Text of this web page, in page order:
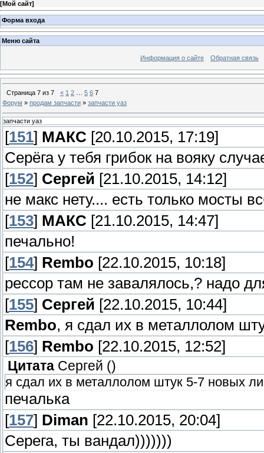
[Мой сайт]
Форма входа
Меню сайта
Информация о сайте Обратная связь
Страница 7 из 7 « 1 2 5 6 7
Форум » продам запчасти » запчасти уаз
запчасти уаз
[151] МАКС [20.10.2015, 17:19]
Серёга у тебя грибок на вояку
[152] Сергей [21.10.2015, 14:12]
не макс нету.... есть только мосты
[153] МАКС [21.10.2015, 14:47]
печально!
[154] Rembo [22.10.2015, 10:18]
рессор там не завалялось,? надо
[155] Сергей [22.10.2015, 10:44]
Rembo, я сдал их в металлолом
[156] Rembo [22.10.2015, 12:52]
Цитата Сергей ()
я сдал их в металлолом штук 5-7 новых
печалька
[157] Diman [22.10.2015, 20:04]
Серега, ты вандал)))))))